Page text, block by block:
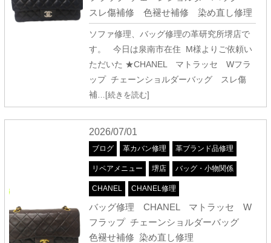
スレ傷補修 色褪せ補修 染め直し修理
ソファ修理、バッグ修理の革研究所堺店で
す。 今日は泉南市在住 M様よりご依頼い
ただいた ★CHANEL マトラッセ Wフラ
ップ チェーンショルダーバッグ スレ傷
補…[続きを読む]
2026/07/01
ブログ 革カバン修理 革ブランド品修理
リペアメニュー 堺店 バッグ・小物関係
CHANEL CHANEL修理
バッグ修理 CHANEL マトラッセ W
フラップ チェーンショルダーバッグ
色褪せ補修 染め直し修理